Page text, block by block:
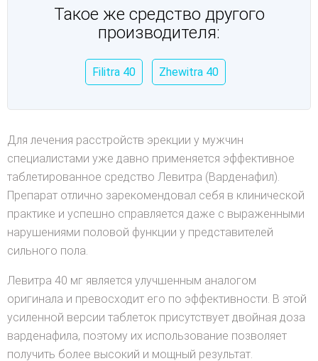
Такое же средство другого
производителя:
Filitra 40 Zhewitra 40
Для лечения расстройств эрекции у мужчин
специалистами уже давно применяется эффективное
таблетированное средство Левитра (Варденафил).
Препарат отлично зарекомендовал себя в клинической
практике и успешно справляется даже с выраженными
нарушениями половой функции у представителей
сильного пола.
Левитра 40 мг является улучшенным аналогом
оригинала и превосходит его по эффективности. В этой
усиленной версии таблеток присутствует двойная доза
варденафила, поэтому их использование позволяет
получить более высокий и мощный результат.